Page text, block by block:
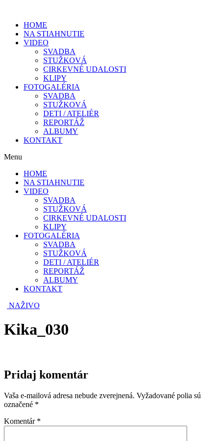
HOME
NA STIAHNUTIE
VIDEO
SVADBA
STUŽKOVÁ
CIRKEVNÉ UDALOSTI
KLIPY
FOTOGALÉRIA
SVADBA
STUŽKOVÁ
DETI / ATELIÉR
REPORTÁŽ
ALBUMY
KONTAKT
Menu
HOME
NA STIAHNUTIE
VIDEO
SVADBA
STUŽKOVÁ
CIRKEVNÉ UDALOSTI
KLIPY
FOTOGALÉRIA
SVADBA
STUŽKOVÁ
DETI / ATELIÉR
REPORTÁŽ
ALBUMY
KONTAKT
NAŽIVO
Kika_030
Pridaj komentár
Vaša e-mailová adresa nebude zverejnená. Vyžadované polia sú
označené *
Komentár *